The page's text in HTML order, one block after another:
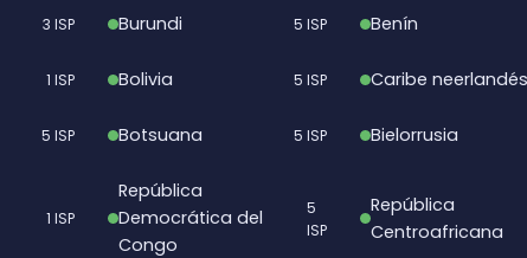
3 ISP Burundi 5 ISP Benín
1 ISP Bolivia 5 ISP Caribe neerlandés
5 ISP Botsuana 5 ISP Bielorrusia
1 ISP
República
Democrática del
Congo
5
ISP
República
Centroafricana